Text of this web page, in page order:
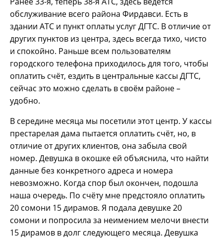
обслуживание всего района Фирдавси. Есть в
здании АТС и пункт оплаты услуг ДГТС. В отличие от
других пунктов из центра, здесь всегда тихо, чисто
и спокойно. Раньше всем пользователям
городского телефона приходилось для того, чтобы
оплатить счёт, ездить в центральные кассы ДГТС,
сейчас это можно сделать в своём районе –
удобно.
В середине месяца мы посетили этот центр. У кассы
престарелая дама пытается оплатить счёт, но, в
отличие от других клиентов, она забыла свой
номер. Девушка в окошке ей объяснила, что найти
данные без конкретного адреса и номера
невозможно. Когда спор был окончен, подошла
наша очередь. По счёту мне предстояло оплатить
20 сомони 15 дирамов. Я подала девушке 20
сомони и попросила за неимением мелочи внести
15 дирамов в долг следующего месяца. Девушка